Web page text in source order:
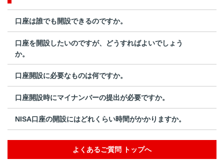
口座は誰でも開設できるのですか。
口座を開設したいのですが、どうすればよいでしょう
か。
口座開設に必要なものは何ですか。
口座開設時にマイナンバーの提出が必要ですか。
NISA口座の開設にはどれくらい時間がかかりますか。
よくあるご質問 トップへ